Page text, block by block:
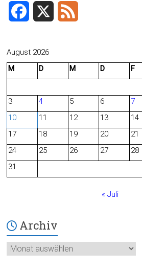
c
b
o
August 2026
M
D M D F
3
4 5 6 7
10
11 12 13 14
17
18 19 20 21
24
25 26 27 28
31
« Juli
Archiv
Archiv